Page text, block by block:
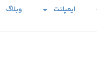
ایمپلنت وبلاگ